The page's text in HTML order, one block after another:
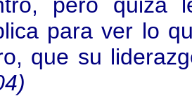
para ver lo
que su